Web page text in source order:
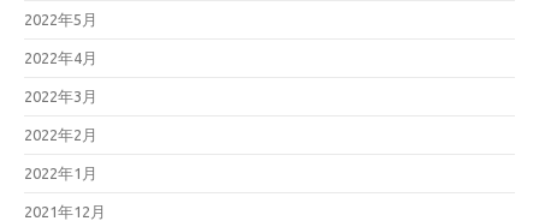
2022年5月
2022年4月
2022年3月
2022年2月
2022年1月
2021年12月